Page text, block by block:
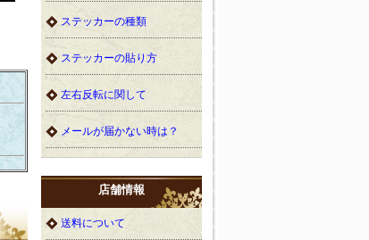
ステッカーの種類
ステッカーの貼り方
左右反転に関して
メールが届かない時は？
店舗情報
送料について